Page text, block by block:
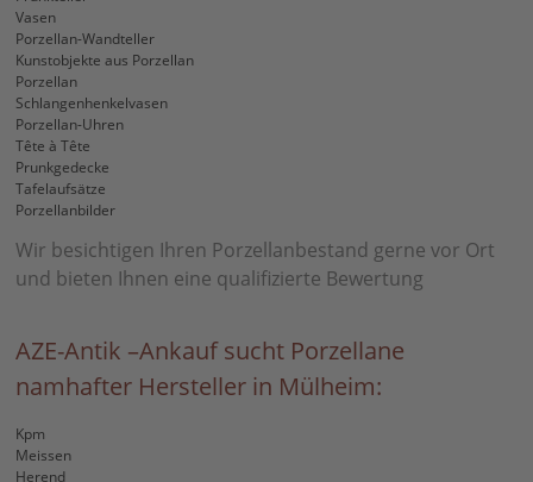
Vasen
Porzellan-Wandteller
Kunstobjekte aus Porzellan
Porzellan
Schlangenhenkelvasen
Porzellan-Uhren
Tête à Tête
Prunkgedecke
Tafelaufsätze
Porzellanbilder
Wir besichtigen Ihren Porzellanbestand gerne vor Ort
und bieten Ihnen eine qualifizierte Bewertung
AZE-Antik –Ankauf sucht Porzellane
namhafter Hersteller in Mülheim:
Kpm
Meissen
Herend